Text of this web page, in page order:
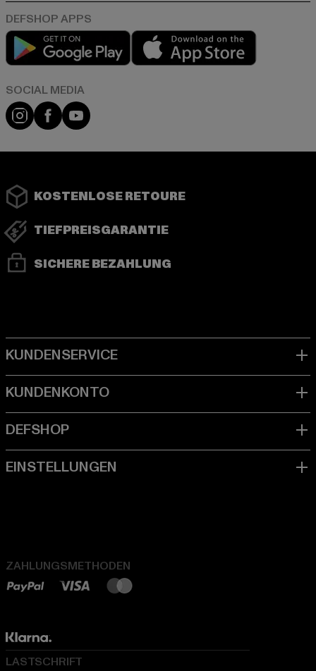
Play market
Instagram
FacebookYouTube
KOSTENLOSE RETOURE
TIEFPREISGARANTIE
SICHERE BEZAHLUNG
ZAHLUNGSMETHODEN
LASTSCHRIFT